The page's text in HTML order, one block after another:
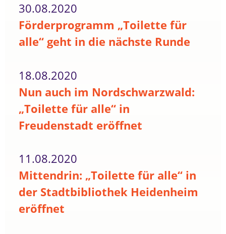
30.08.2020
Förderprogramm „Toilette für
alle“ geht in die nächste Runde
18.08.2020
Nun auch im Nordschwarzwald:
„Toilette für alle“ in
Freudenstadt eröffnet
11.08.2020
Mittendrin: „Toilette für alle“ in
der Stadtbibliothek Heidenheim
eröffnet